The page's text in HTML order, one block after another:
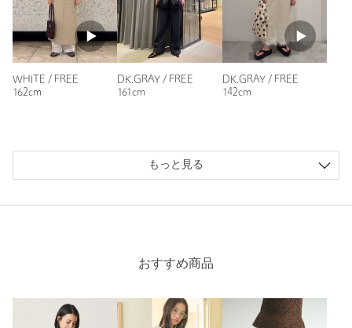
参考になった
購入サイズ：FREE
｜
購入カラー：DK.BROWN
163cm
WHITE / FREE
162cm
DK.GRAY / FREE
161cm
DK.GRAY / FREE
142cm
もっと見る
おすすめ商品